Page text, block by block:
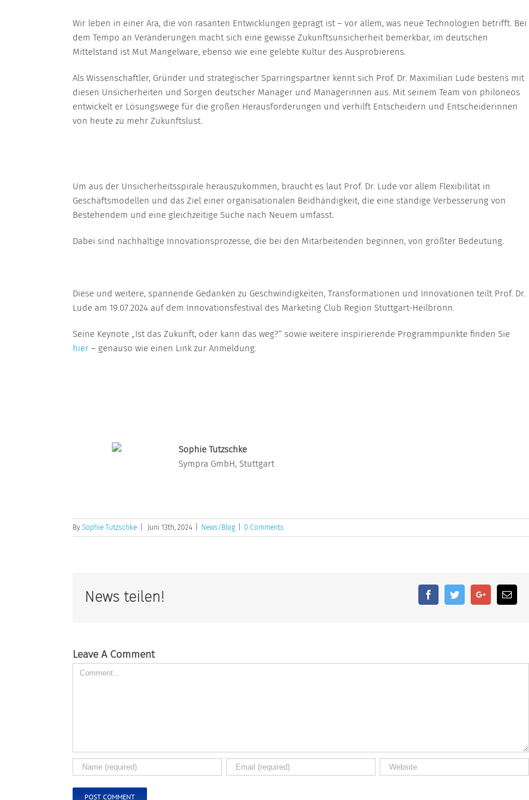
Wir leben in einer Ära, die von rasanten Entwicklungen geprägt ist – vor allem, was neue Technologien betrifft. Bei
dem Tempo an Veränderungen macht sich eine gewisse Zukunftsunsicherheit bemerkbar, im deutschen
Mittelstand ist Mut Mangelware, ebenso wie eine gelebte Kultur des Ausprobierens.
Als Wissenschaftler, Gründer und strategischer Sparringspartner kennt sich Prof. Dr. Maximilian Lude bestens mit
diesen Unsicherheiten und Sorgen deutscher Manager und Managerinnen aus. Mit seinem Team von philoneos
entwickelt er Lösungswege für die großen Herausforderungen und verhilft Entscheidern und Entscheiderinnen
von heute zu mehr Zukunftslust.
Um aus der Unsicherheitsspirale herauszukommen, braucht es laut Prof. Dr. Lude vor allem Flexibilität in
Geschäftsmodellen und das Ziel einer organisationalen Beidhändigkeit, die eine ständige Verbesserung von
Bestehendem und eine gleichzeitige Suche nach Neuem umfasst.
Dabei sind nachhaltige Innovationsprozesse, die bei den Mitarbeitenden beginnen, von größter Bedeutung.
Diese und weitere, spannende Gedanken zu Geschwindigkeiten, Transformationen und Innovationen teilt Prof. Dr.
Lude am 19.07.2024 auf dem Innovationsfestival des Marketing Club Region Stuttgart-Heilbronn.
Seine Keynote „Ist das Zukunft, oder kann das weg?“ sowie weitere inspirierende Programmpunkte finden Sie
hier – genauso wie einen Link zur Anmeldung.
Sophie Tutzschke
Sympra GmbH, Stuttgart
By Sophie Tutzschke Juni 13th, 2024 News/Blog 0 Comments
News teilen! FacebookTwitterGoogleplus
Email
Leave A Comment
Comment